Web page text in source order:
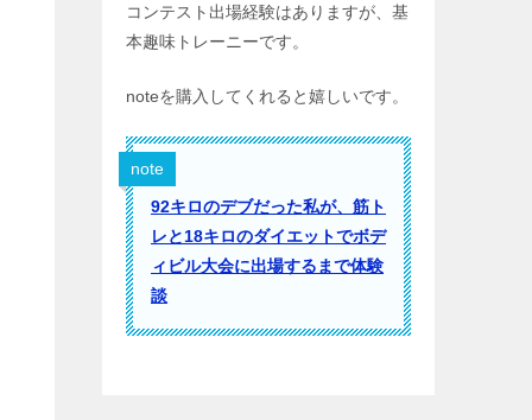
コンテスト出場経験はありますが、基
本趣味トレーニーです。
noteを購入してくれると嬉しいです。
note
92キロのデブだった私が、筋ト
レと18キロのダイエットでボデ
ィビル大会に出場するまで体験
談